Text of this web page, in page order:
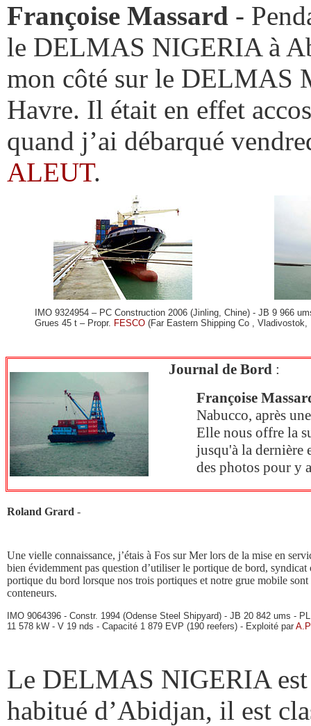
Françoise Massard -
le DELMAS NIGERIA à
mon côté sur le DELMAS
Havre. Il était en effet
quand j’ai débarqué
ALEUT.
IMO 9324954 – PC Construction 2006 (Jinling, Chine) - JB 9 966
Grues 45 t – Propr. FESCO (Far Eastern Shipping Co ,
Journal de Bord :
Françoise
Nabucco, après
Elle nous offre la
jusqu'à la dernière
des photos pour y
Roland Grard -
Une vielle connaissance, j’étais à Fos sur Mer lors de la mise en
bien évidemment pas question d’utiliser le portique de bord,
portique du bord lorsque nos trois portiques et notre grue mobile sont
conteneurs.
IMO 9064396 - Constr. 1994 (Odense Steel Shipyard) - JB 20 842 ums -
11 578 kW - V 19 nds - Capacité 1 879 EVP (190 reefers) - Exploité par
Le DELMAS NIGERIA est
habitué d’Abidjan, il est